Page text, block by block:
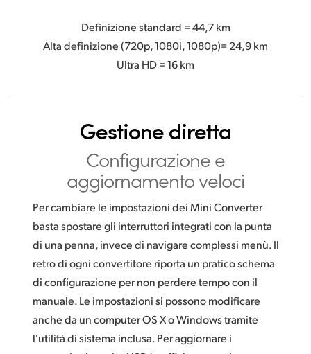
Definizione standard = 44,7 km
Alta definizione (720p, 1080i, 1080p)= 24,9 km
Ultra HD = 16 km
Gestione diretta
Configurazionee
aggiornamento veloci
Per cambiare le impostazioni dei Mini Converter
basta spostare gli interruttori integrati con la punta
di una penna, invece di navigare complessi menù. Il
retro di ogni convertitore riporta un pratico schema
di configurazione per non perdere tempo con il
manuale. Le impostazioni si possono modificare
anche da un computer OS X o Windows tramite
l'utilità di sistema inclusa. Per aggiornare i